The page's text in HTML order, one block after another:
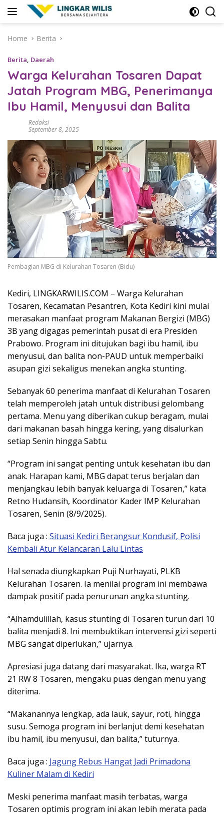
Home
Berita
Berita, Daerah
Warga Kelurahan Tosaren Dapat
Jatah Program MBG, Penerimanya
Ibu Hamil, Menyusui dan Balita
Redaksi
September 8, 2025
Pembagian MBG di Kelurahan Tosaren (Bidu)
Kediri, LINGKARWILIS.COM – Warga Kelurahan
Tosaren, Kecamatan Pesantren, Kota Kediri kini mulai
merasakan manfaat program Makanan Bergizi (MBG)
3B yang digagas pemerintah pusat di era Presiden
Prabowo. Program ini ditujukan bagi ibu hamil, ibu
menyusui, dan balita non-PAUD untuk memperbaiki
asupan gizi sekaligus menekan angka stunting.
Sebanyak 60 penerima manfaat di Kelurahan Tosaren
telah memperoleh jatah untuk distribusi gelombang
pertama. Menu yang diberikan cukup beragam, mulai
dari makanan basah hingga kering, yang disalurkan
setiap Senin hingga Sabtu.
“Program ini sangat penting untuk kesehatan ibu dan
anak. Harapan kami, MBG dapat terus berjalan dan
menjangkau lebih banyak keluarga di Tosaren,” kata
Retno Hudansih, Koordinator Kader IMP Kelurahan
Tosaren, Senin (8/9/2025).
Baca juga : Situasi Kediri Berangsur Kondusif, Polisi
Kembali Atur Kelancaran Lalu Lintas
Hal senada diungkapkan Puji Nurhayati, PLKB
Kelurahan Tosaren. Ia menilai program ini membawa
dampak positif pada penurunan angka stunting.
“Alhamdulillah, kasus stunting di Tosaren turun dari 10
balita menjadi 8. Ini membuktikan intervensi gizi seperti
MBG sangat diperlukan,” ujarnya.
Apresiasi juga datang dari masyarakat. Ika, warga RT
21 RW 8 Tosaren, mengaku puas dengan menu yang
diterima.
“Makanannya lengkap, ada lauk, sayur, roti, hingga
susu. Semoga program ini berlanjut demi kesehatan
ibu hamil, ibu menyusui, dan balita,” tuturnya.
Baca juga : Jagung Rebus Hangat Jadi Primadona
Kuliner Malam di Kediri
Meski penerima manfaat masih terbatas, warga
Tosaren optimis program ini akan lebih merata pada